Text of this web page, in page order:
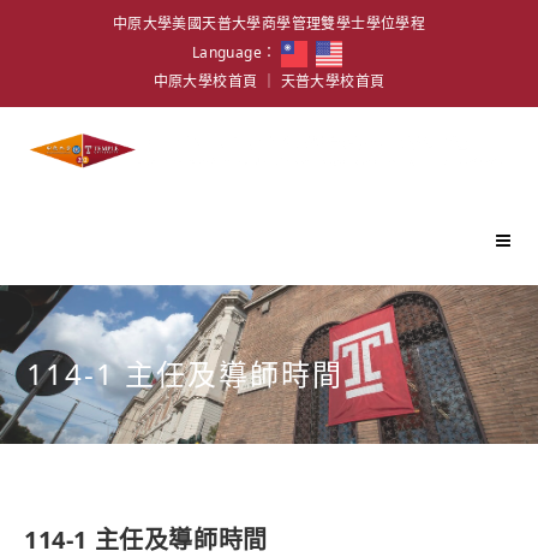
中原大學美國天普大學商學管理雙學士學位學程
Language：
中原大學校首頁
天普大學校首頁
114-1 主任及導師時間
114-1 主任及導師時間